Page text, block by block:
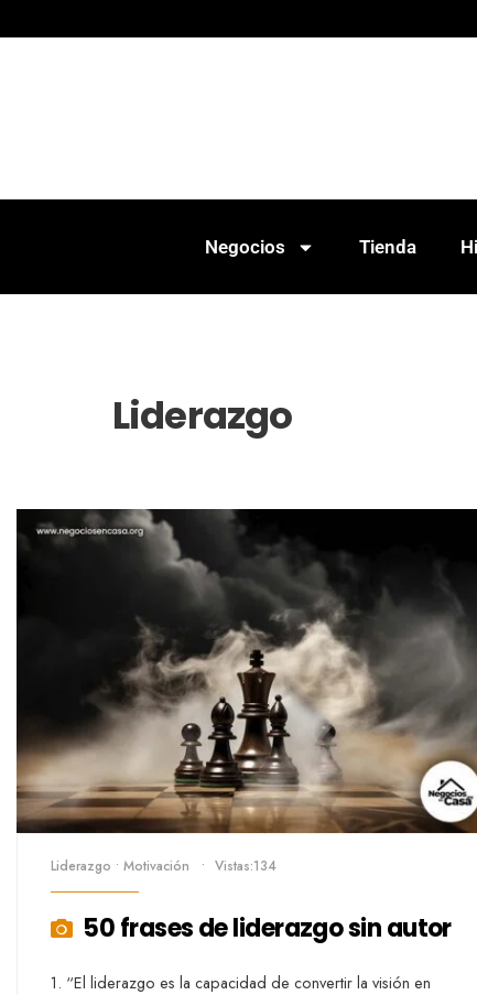
Negocios Tienda
Liderazgo
Liderazgo • Motivación • Vistas:134
50 frases de liderazgo sin autor
1. “El liderazgo es la capacidad de convertir la visión en